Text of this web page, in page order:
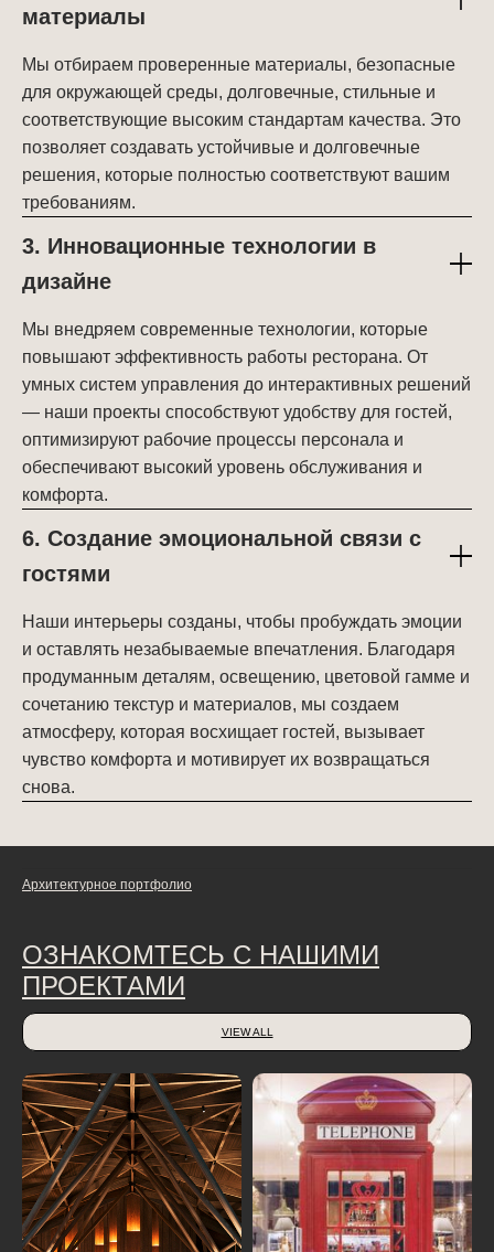
материалы
Мы отбираем проверенные материалы, безопасные
для окружающей среды, долговечные, стильные и
соответствующие высоким стандартам качества. Это
позволяет создавать устойчивые и долговечные
решения, которые полностью соответствуют вашим
требованиям.
3. Инновационные технологии в
дизайне
Мы внедряем современные технологии, которые
повышают эффективность работы ресторана. От
умных систем управления до интерактивных решений
— наши проекты способствуют удобству для гостей,
оптимизируют рабочие процессы персонала и
обеспечивают высокий уровень обслуживания и
комфорта.
6. Создание эмоциональной связи с
гостями
Наши интерьеры созданы, чтобы пробуждать эмоции
и оставлять незабываемые впечатления. Благодаря
продуманным деталям, освещению, цветовой гамме и
сочетанию текстур и материалов, мы создаем
атмосферу, которая восхищает гостей, вызывает
чувство комфорта и мотивирует их возвращаться
снова.
Архитектурное портфолио
ОЗНАКОМТЕСЬ С НАШИМИ
ПРОЕКТАМИ
VIEW ALL